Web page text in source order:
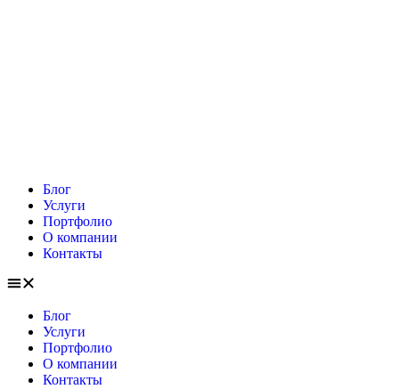
Блог
Услуги
Портфолио
О компании
Контакты
Блог
Услуги
Портфолио
О компании
Контакты